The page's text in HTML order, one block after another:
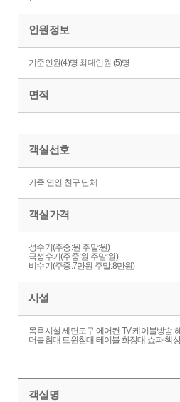
인원정보
기준인원(4)명 최대인원 (5)명
면적
객실선호
가족 연인 친구 단체
객실가격
성수기(주중:원 주말:원)
극성수기(주중:원 주말:원)
비수기(주중:7만원 주말:8만원)
시설
목욕시설 세면도구 에어컨 TV 케이블방송
더블침대 트윈침대 테이블 화장대 쇼파 책상
객실명